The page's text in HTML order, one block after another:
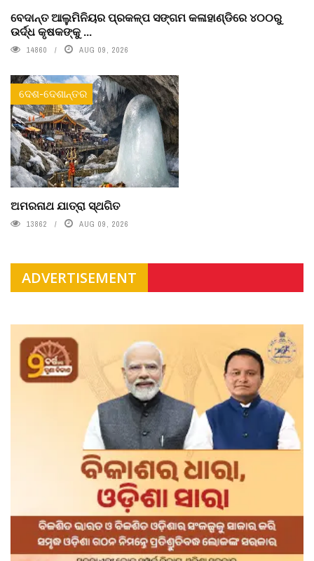
ବେଦାନ୍ତ ଆଲୁମିନିୟର ପ୍ରକଳ୍ପ ସଙ୍ଗମ କଳାହାଣ୍ଡିରେ ୪୦୦ରୁ
ଉର୍ଦ୍ଧ କୃଷକଙ୍କୁ ...
14860 AUG 09, 2026
ଦେଶ-ଦେଶାନ୍ତର
ଅମରନାଥ ଯାତ୍ରା ସ୍ଥଗିତ
13862 AUG 09, 2026
ADVERTISEMENT